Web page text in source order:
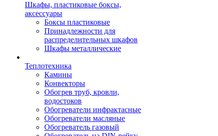
Шкафы, пластиковые боксы,
аксессуары
Боксы пластиковые
Принадлежности для
распределительных шкафов
Шкафы металлические
Теплотехника
Камины
Конвекторы
Обогрев труб, кровли,
водостоков
Обогреватели инфрактасные
Обогреватели масляные
Обогреватель газовый